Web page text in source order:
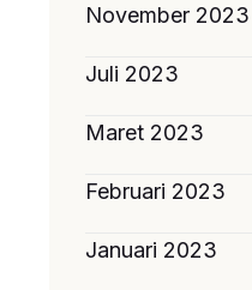
November 2023
Juli 2023
Maret 2023
Februari 2023
Januari 2023